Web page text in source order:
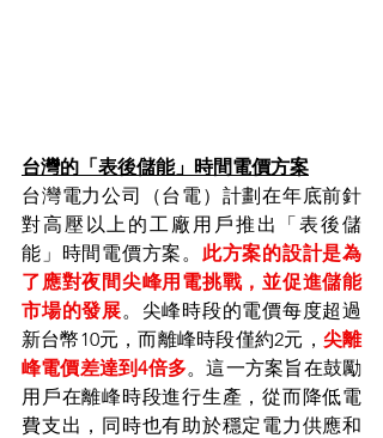
台灣的「表後儲能」時間電價方案
台灣電力公司（台電）計劃在年底前針
對高壓以上的工廠用戶推出「表後儲
能」時間電價方案。 此方案的設計是為
了應對夜間尖峰用電挑戰，並促進儲能
市場的發展。尖峰時段的電價每度超過
新台幣10元，而離峰時段僅約2元， 尖離
峰電價差達到4倍多。這一方案旨在鼓勵
用戶在離峰時段進行生產，從而降低電
費支出，同時也有助於穩定電力供應和